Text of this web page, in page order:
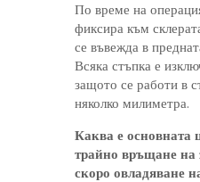
По време на
фиксира към
се въвежда в
Всяка стъпка е
защото се работи в
няколко милиметра.
Каква е основната
трайно връщане на
скоро овладяване